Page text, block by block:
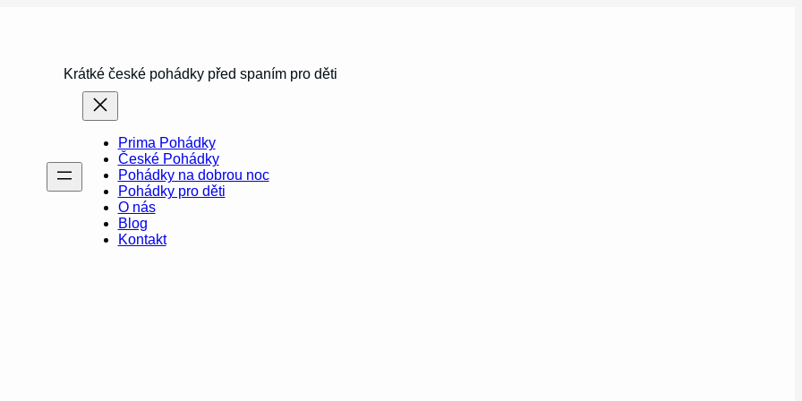
Krátké české pohádky před spaním pro děti
Prima Pohádky
České Pohádky
Pohádky na dobrou noc
Pohádky pro děti
O nás
Blog
Kontakt